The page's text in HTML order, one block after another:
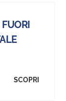
SCOPRI